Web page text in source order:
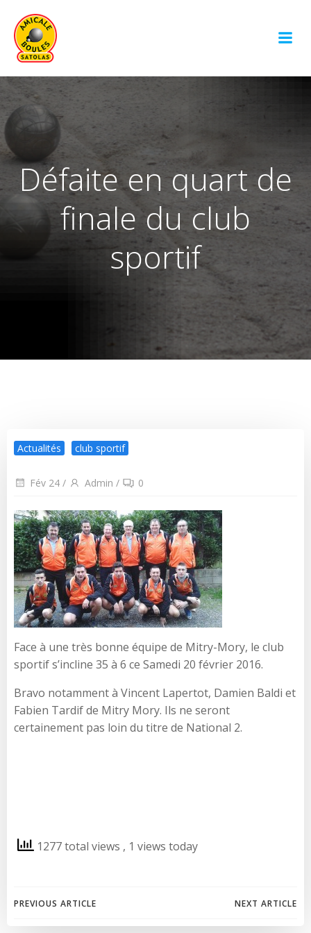
Défaite en quart de
finale du club
sportif
Actualités club sportif
Fév 24 / Admin / 0
Face à une très bonne équipe de Mitry-Mory, le club
sportif s’incline 35 à 6 ce Samedi 20 février 2016.
Bravo notamment à Vincent Lapertot, Damien Baldi et
Fabien Tardif de Mitry Mory. Ils ne seront
certainement pas loin du titre de National 2.
1277 total views , 1 views today
Post
PREVIOUS ARTICLE NEXT ARTICLE